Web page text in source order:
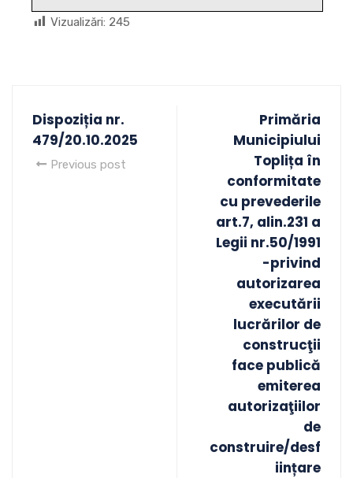
Vizualizări: 245
Dispoziția nr.
479/20.10.2025
Previous post
Primăria
Municipiului
Toplița în
conformitate
cu prevederile
art.7, alin.231 a
Legii nr.50/1991
-privind
autorizarea
executării
lucrărilor de
construcţii
face publică
emiterea
autorizaţiilor
de
construire/desf
iințare